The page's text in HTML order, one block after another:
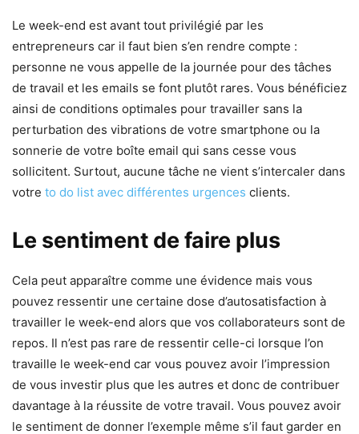
Le week-end est avant tout privilégié par les
entrepreneurs car il faut bien s’en rendre compte :
personne ne vous appelle de la journée pour des tâches
de travail et les emails se font plutôt rares. Vous bénéficiez
ainsi de conditions optimales pour travailler sans la
perturbation des vibrations de votre smartphone ou la
sonnerie de votre boîte email qui sans cesse vous
sollicitent. Surtout, aucune tâche ne vient s’intercaler dans
votre to do list avec différentes urgences clients.
Le sentiment de faire plus
Cela peut apparaître comme une évidence mais vous
pouvez ressentir une certaine dose d’autosatisfaction à
travailler le week-end alors que vos collaborateurs sont de
repos. Il n’est pas rare de ressentir celle-ci lorsque l’on
travaille le week-end car vous pouvez avoir l’impression
de vous investir plus que les autres et donc de contribuer
davantage à la réussite de votre travail. Vous pouvez avoir
le sentiment de donner l’exemple même s’il faut garder en